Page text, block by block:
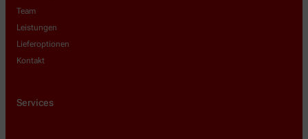
Team
Leistungen
Lieferoptionen
Kontakt
Services